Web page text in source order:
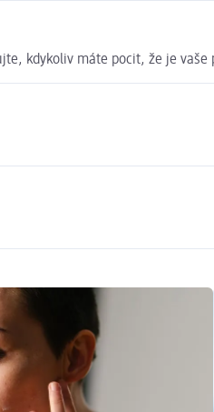
kdykoliv máte pocit, že je vaše